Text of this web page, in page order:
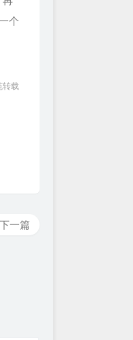
个
转载
下一篇